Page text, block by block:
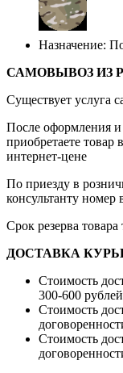
Назначение:
САМОВЫВОЗ ИЗ
Существует услуга
После оформления и
приобретаете
интернет-цене
По приезду в
консультанту номер
Срок резерва
ДОСТАВКА
Стоимость
300-600 рублей
Стоимость
Стоимость